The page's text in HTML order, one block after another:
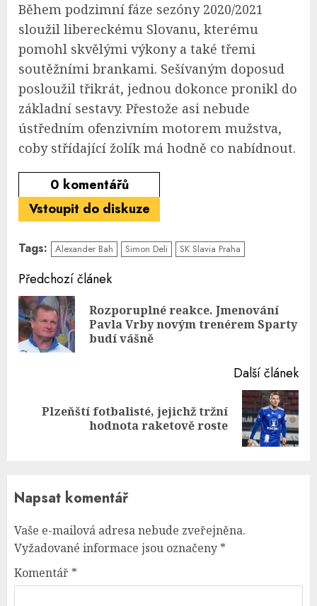
Během podzimní fáze sezóny 2020/2021
sloužil libereckému Slovanu, kterému
pomohl skvělými výkony a také třemi
soutěžními brankami. Sešívaným doposud
posloužil třikrát, jednou dokonce pronikl do
základní sestavy. Přestože asi nebude
ústředním ofenzivním motorem mužstva,
coby střídající žolík má hodně co nabídnout.
0 komentářů
Vstoupit do diskuze
Tags: Alexander Bah Simon Deli SK Slavia Praha
Continue
Reading
Předchozí článek
Rozporuplné reakce. Jmenování
Pavla Vrby novým trenérem Sparty
budí vášně
Další článek
NextPlzeňští fotbalisté, jejichž tržní
hodnota raketově roste
Napsat komentář
Vaše e-mailová adresa nebude zveřejněna.
Vyžadované informace jsou označeny *
Komentář *